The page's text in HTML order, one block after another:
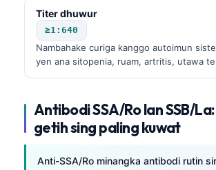
Titer dhuwur
≥1:640
Nambahake curiga kanggo autoimun
yen ana sitopenia, ruam, artritis, utawa
Antibodi SSA/Ro lan SSB/
getih sing paling kuwat
Anti-SSA/Ro minangka antibodi rutin